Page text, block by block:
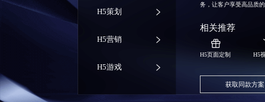
H5策划
H5营销
H5游戏
务，让客户享受高品质
相关推荐
H5页面定制 H5
获取同款方案